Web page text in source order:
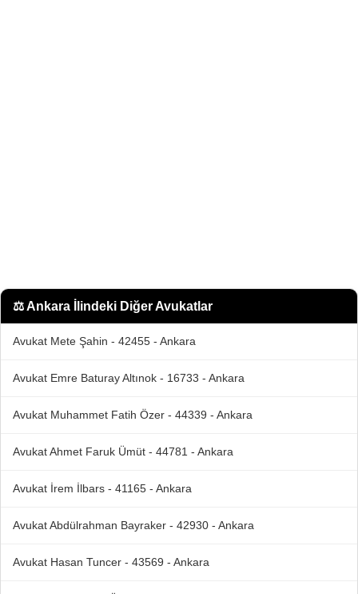
⚖️Ankara İlindeki Diğer Avukatlar
Avukat Mete Şahin - 42455 - Ankara
Avukat Emre Baturay Altınok - 16733 - Ankara
Avukat Muhammet Fatih Özer - 44339 - Ankara
Avukat Ahmet Faruk Ümüt - 44781 - Ankara
Avukat İrem İlbars - 41165 - Ankara
Avukat Abdülrahman Bayraker - 42930 - Ankara
Avukat Hasan Tuncer - 43569 - Ankara